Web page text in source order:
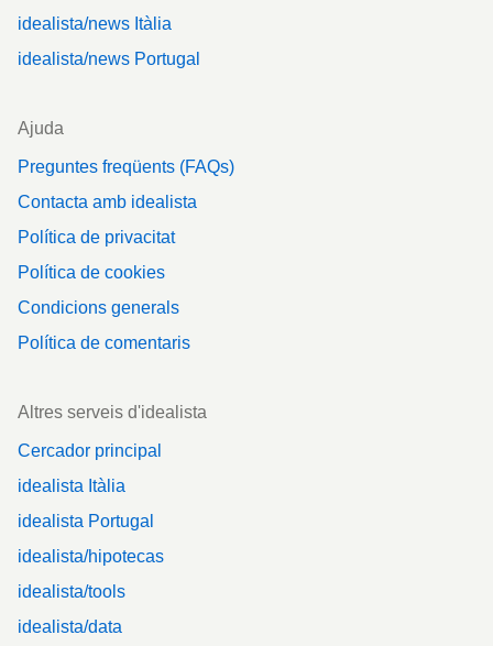
idealista/news Itàlia
idealista/news Portugal
Ajuda
Preguntes freqüents (FAQs)
Contacta amb idealista
Política de privacitat
Política de cookies
Condicions generals
Política de comentaris
Altres serveis d'idealista
Cercador principal
idealista Itàlia
idealista Portugal
idealista/hipotecas
idealista/tools
idealista/data